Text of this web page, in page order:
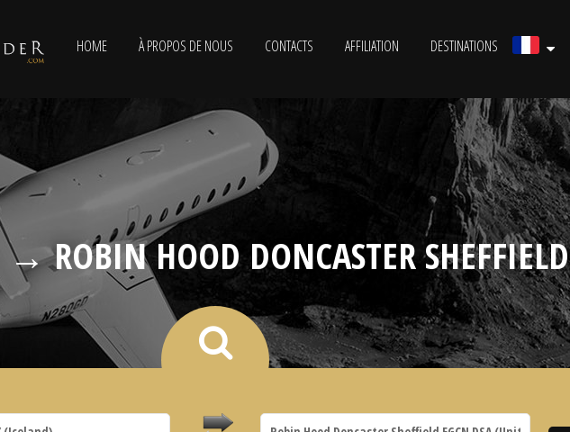
HOME À PROPOS DE NOUS CONTACTS AFFILIATION DESTINATIONS
→ ROBIN HOOD DONCASTER SHEFFIELD